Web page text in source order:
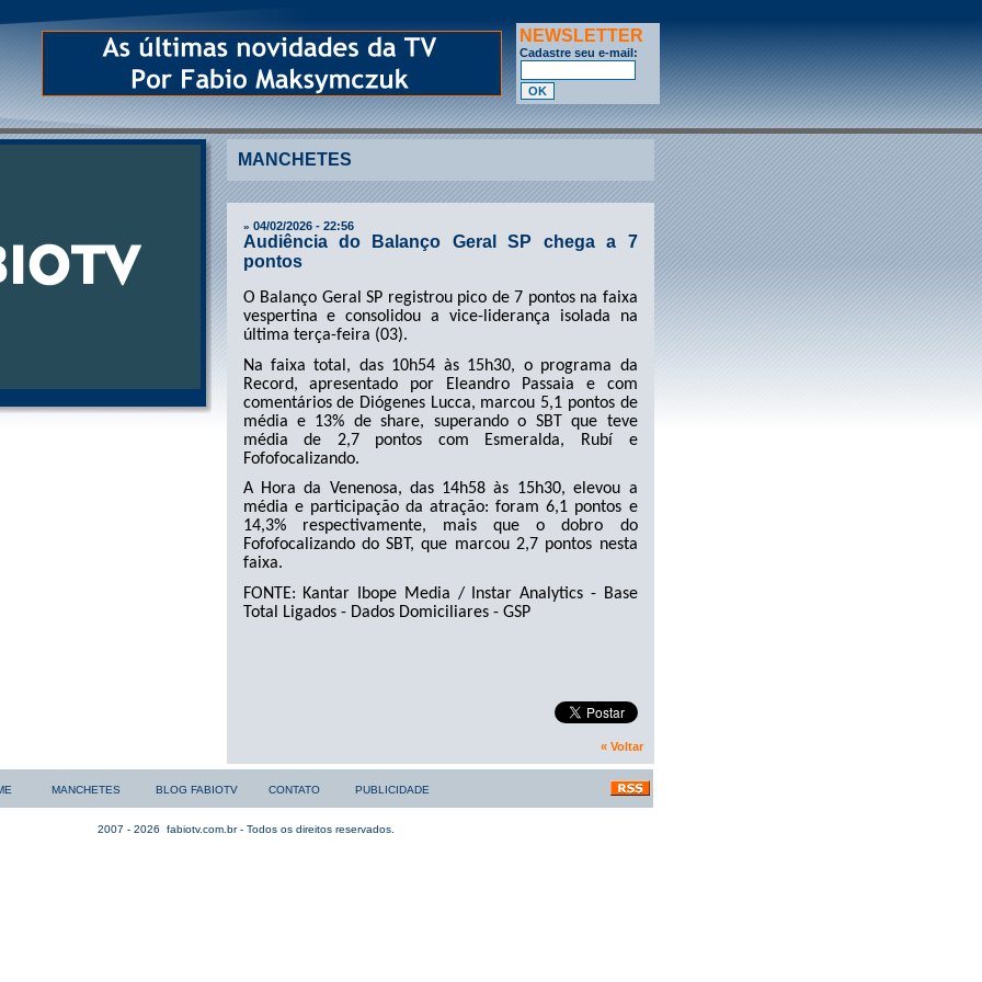
NEWSLETTER
Cadastre seu e-mail:
MANCHETES
» 04/02/2026 - 22:56
Audiência do Balanço Geral SP chega a 7
pontos
O Balanço Geral SP registrou pico de 7 pontos na faixa
vespertina e consolidou a vice-liderança isolada na
última terça-feira (03).
Na faixa total, das 10h54 às 15h30, o programa da
Record, apresentado por Eleandro Passaia e com
comentários de Diógenes Lucca, marcou 5,1 pontos de
média e 13% de share, superando o SBT que teve
média de 2,7 pontos com Esmeralda, Rubí e
Fofofocalizando.
A Hora da Venenosa, das 14h58 às 15h30, elevou a
média e participação da atração: foram 6,1 pontos e
14,3% respectivamente, mais que o dobro do
Fofofocalizando do SBT, que marcou 2,7 pontos nesta
faixa.
FONTE: Kantar Ibope Media / Instar Analytics - Base
Total Ligados - Dados Domiciliares - GSP
« Voltar
MANCHETES BLOG FABIOTV CONTATO PUBLICIDADE
2007 - 2026 fabiotv.com.br - Todos os direitos reservados.